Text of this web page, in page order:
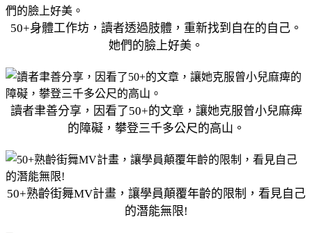
50+身體工作坊，讀者透過肢體，重新找到自在的自己。
她們的臉上好美。
讀者聿善分享，因看了50+的文章，讓她克服曾小兒麻痺
的障礙，攀登三千多公尺的高山。
50+熟齡街舞MV計畫，讓學員顛覆年齡的限制，看見自己
的潛能無限!